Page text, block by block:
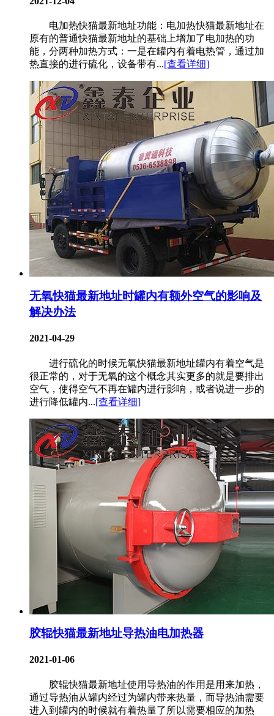
电加热快猫最新地址功能：电加热快猫最新地址在
原有的普通快猫最新地址的基础上增加了电加热的功
能，分两种加热方式：一是在罐内有着电热管，通过加
热直接的进行硫化，设备带有...[查看详细]
无氧快猫最新地址时罐内有额外空气的影响及
解决办法
2021-04-29
进行硫化的时候无氧快猫最新地址罐内有着空气是
很正常的，对于无氧的这个概念其实更多的就是要排出
空气，使得空气不再在罐内进行影响，或者说进一步的
进行降低罐内...[查看详细]
胶辊快猫最新地址导热油电加热器
2021-01-06
胶辊快猫最新地址使用导热油的作用是用来加热，
通过导热油从罐内经过为罐内带来热量，而导热油需要
进入到罐内的时候就有着热量了所以需要相应的加热